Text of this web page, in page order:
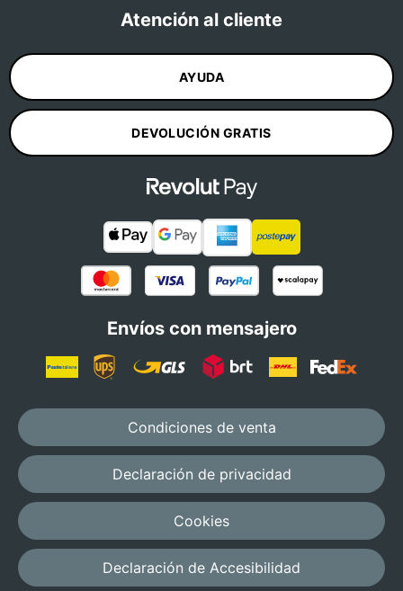
Atención al cliente
AYUDA
DEVOLUCIÓN GRATIS
Envíos con mensajero
Condiciones de venta
Declaración de privacidad
Cookies
Declaración de Accesibilidad